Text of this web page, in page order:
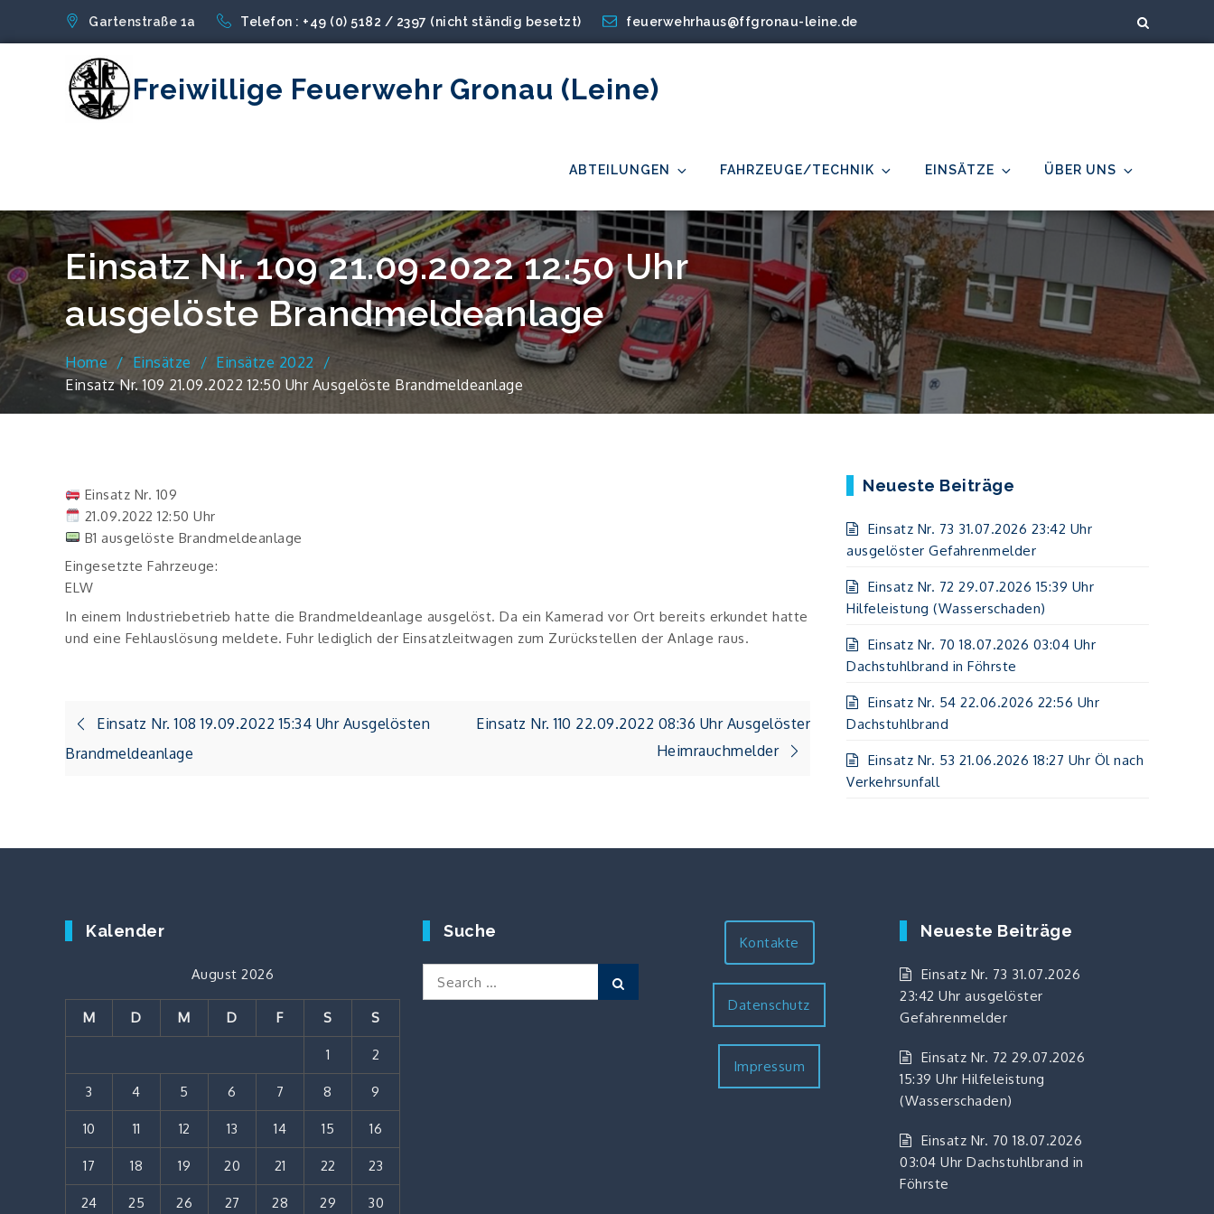
Gartenstraße 1a Telefon : +49 (0) 5182 / 2397 (nicht ständig besetzt) feuerwehrhaus@ffgronau-leine.de
Freiwillige Feuerwehr Gronau (Leine)
ABTEILUNGEN FAHRZEUGE/TECHNIK EINSÄTZE ÜBER UNS
Einsatz Nr. 109 21.09.2022 12:50 Uhr
ausgelöste Brandmeldeanlage
Home Einsätze
Einsätze 2022
Einsatz Nr. 109 21.09.2022 12:50 Uhr Ausgelöste Brandmeldeanlage
Einsatz Nr. 109
21.09.2022 12:50 Uhr
B1 ausgelöste Brandmeldeanlage
Eingesetzte Fahrzeuge:
ELW
In einem Industriebetrieb hatte die Brandmeldeanlage ausgelöst. Da ein Kamerad vor Ort bereits erkundet hatte
und eine Fehlauslösung meldete. Fuhr lediglich der Einsatzleitwagen zum Zurückstellen der Anlage raus.
Beitragsnavigation
Einsatz Nr. 108 19.09.2022 15:34 Uhr Ausgelösten
Brandmeldeanlage
Einsatz Nr. 110 22.09.2022 08:36 Uhr Ausgelöster
Heimrauchmelder
Neueste Beiträge
Einsatz Nr. 73 31.07.2026 23:42 Uhr
ausgelöster Gefahrenmelder
Einsatz Nr. 72 29.07.2026 15:39 Uhr
Hilfeleistung (Wasserschaden)
Einsatz Nr. 70 18.07.2026 03:04 Uhr
Dachstuhlbrand in Föhrste
Einsatz Nr. 54 22.06.2026 22:56 Uhr
Dachstuhlbrand
Einsatz Nr. 53 21.06.2026 18:27 Uhr Öl nach
Verkehrsunfall
Kalender
August 2026
M D M D F S S
1 2
3 4 5 6 7 8 9
10 11 12 13 14 15 16
17 18 19 20 21 22 23
24 25 26 27 28 29 30
Suche
Search
for:
Kontakte
Datenschutz
Impressum
Neueste Beiträge
Einsatz Nr. 73 31.07.2026
23:42 Uhr ausgelöster
Gefahrenmelder
Einsatz Nr. 72 29.07.2026
15:39 Uhr Hilfeleistung
(Wasserschaden)
Einsatz Nr. 70 18.07.2026
03:04 Uhr Dachstuhlbrand in
Föhrste